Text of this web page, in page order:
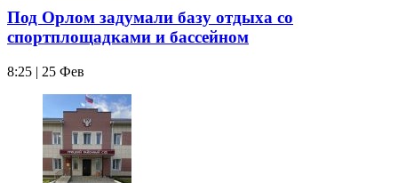
Под Орлом задумали базу отдыха со
спортплощадками и бассейном
8:25 | 25 Фев